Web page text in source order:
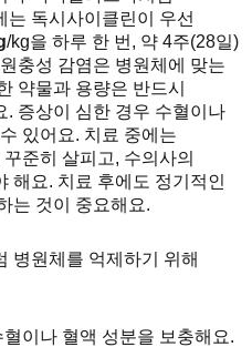
는 독시사이클린이 우선
/kg을 하루 한 번, 약 4주(28일)
충성 감염은 병원체에 맞는
약물과 용량은 반드시
. 증상이 심한 경우 수혈이나
있어요. 치료 중에는
준히 살피고, 수의사의
해요. 치료 후에도 정기적인
는 것이 중요해요.
병원체를 억제하기 위해
이나 혈액 성분을 보충해요.